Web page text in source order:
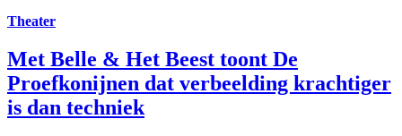
Theater
Met Belle & Het Beest toont De
Proefkonijnen dat verbeelding krachtiger
is dan techniek